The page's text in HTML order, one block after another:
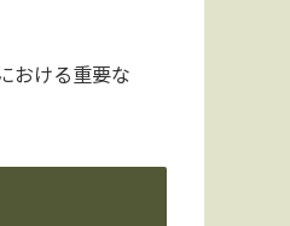
おける重要な